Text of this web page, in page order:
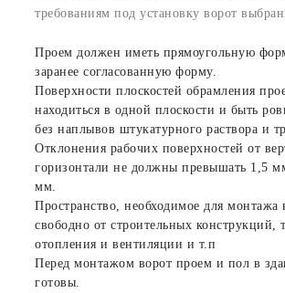
требованиям под установку ворот
Проем должен иметь прямоугольную
заранее согласованную форму.
Поверхности плоскостей обрамления
находиться в одной плоскости и быть
без наплывов штукатурного раствора и
Отклонения рабочих поверхностей от
горизонтали не должны превышать 1,5
мм.
Пространство, необходимое для монтажа
свободно от строительных конструкций,
отопления и вентиляции и т.п
Перед монтажом ворот проем и пол в
готовы.